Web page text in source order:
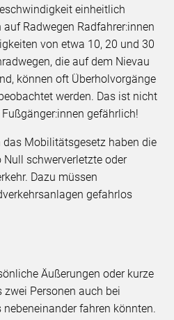
einheitlich
Radwegen Radfahrer:innen
von etwa 10, 20 und 30
die auf dem Nievau
können oft Überholvorgänge
werden. Das ist nicht
gefährlich!
das Mobilitätsgesetz haben die
schwerverletzte oder
Dazu müssen
gefahrlos
Äußerungen oder kurze
zwei Personen auch bei
fahren könnten.